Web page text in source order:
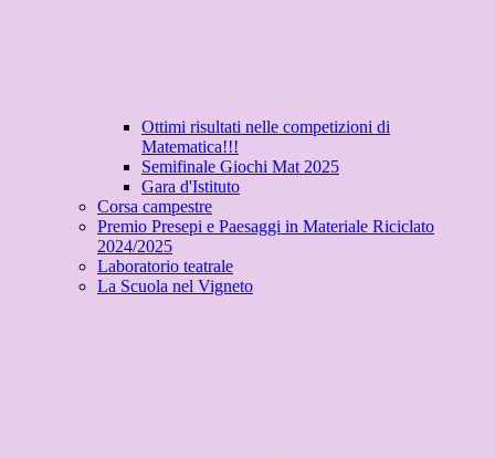
Ottimi risultati nelle competizioni di
Matematica!!!
Semifinale Giochi Mat 2025
Gara d'Istituto
Corsa campestre
Premio Presepi e Paesaggi in Materiale Riciclato
2024/2025
Laboratorio teatrale
La Scuola nel Vigneto